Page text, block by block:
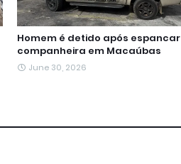
Homem é detido após espancar
companheira em Macaúbas
June 30, 2026